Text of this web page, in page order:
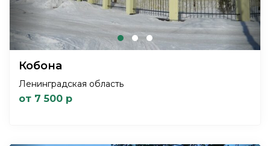
Кобона
Ленинградская область
от 7 500 р